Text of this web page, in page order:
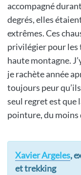
accompagné
degrés, elles
extrêmes. Ces
privilégier pour les
haute montagne.
je rachète année
toujours peur
seul regret est que
pointure, du moins
Xavier Argeles,
et trekking